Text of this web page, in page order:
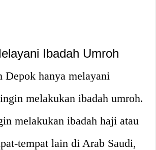
Ibadah Umroh
Depok hanya melayani
melakukan ibadah umroh.
melakukan ibadah haji atau
tempat lain di Arab Saudi,